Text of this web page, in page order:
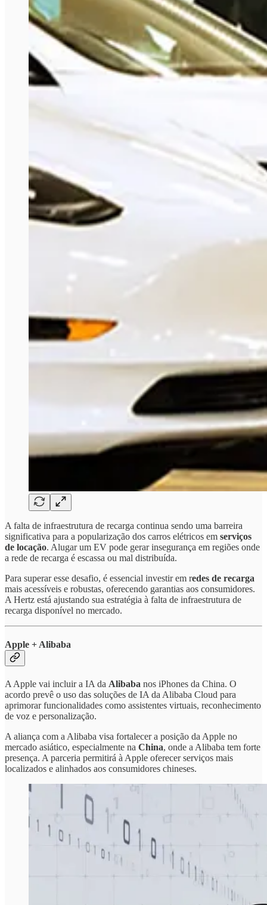
A falta de infraestrutura de recarga continua sendo uma barreira
significativa para a popularização dos carros elétricos em serviços
de locação. Alugar um EV pode gerar insegurança em regiões onde
a rede de recarga é escassa ou mal distribuída.
Para superar esse desafio, é essencial investir em redes de recarga
mais acessíveis e robustas, oferecendo garantias aos consumidores.
A Hertz está ajustando sua estratégia à falta de infraestrutura de
recarga disponível no mercado.
Apple + Alibaba
A Apple vai incluir a IA da Alibaba nos iPhones da China. O
acordo prevê o uso das soluções de IA da Alibaba Cloud para
aprimorar funcionalidades como assistentes virtuais, reconhecimento
de voz e personalização.
A aliança com a Alibaba visa fortalecer a posição da Apple no
mercado asiático, especialmente na China, onde a Alibaba tem forte
presença. A parceria permitirá à Apple oferecer serviços mais
localizados e alinhados aos consumidores chineses.